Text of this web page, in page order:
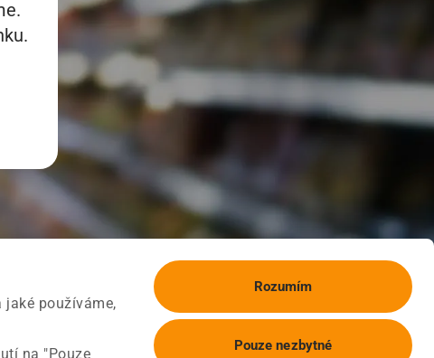
jaké používáme,
na "Pouze
Rozumím
Pouze nezbytné